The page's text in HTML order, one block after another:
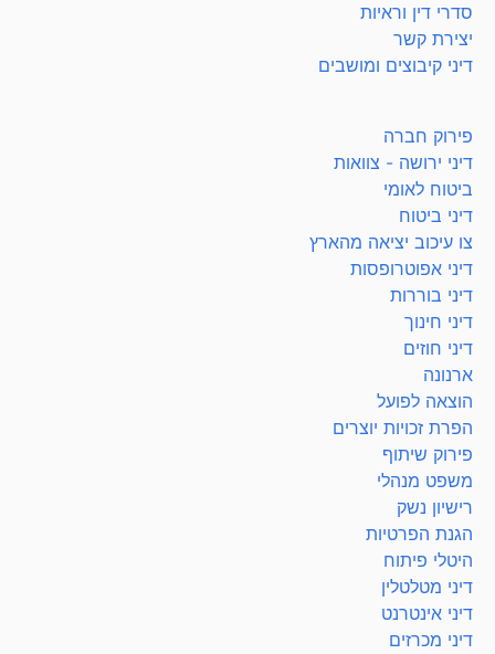
סדרי דין וראיות
יצירת קשר
דיני קיבוצים ומושבים
פירוק חברה
דיני ירושה - צוואות
ביטוח לאומי
דיני ביטוח
צו עיכוב יציאה מהארץ
דיני אפוטרופסות
דיני בוררות
דיני חינוך
דיני חוזים
ארנונה
הוצאה לפועל
הפרת זכויות יוצרים
פירוק שיתוף
משפט מנהלי
רישיון נשק
הגנת הפרטיות
היטלי פיתוח
דיני מטלטלין
דיני אינטרנט
דיני מכרזים